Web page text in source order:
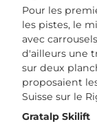
Pour les
les pistes, le
avec
d'ailleurs une
sur deux
proposaient
Suisse sur le
Gratalp Skilift